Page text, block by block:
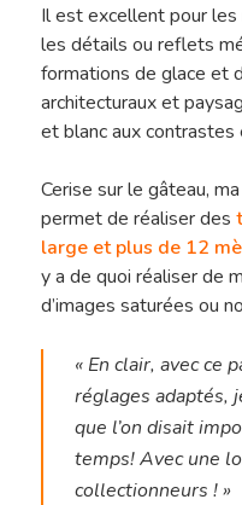
Il est excellent pour les
les détails ou reflets
formations de glace et
architecturaux et
et blanc aux contrastes
Cerise sur le gâteau,
permet de réaliser des
large et plus de 12
y a de quoi réaliser de
d’images saturées ou
« En clair, avec ce
réglages adaptés,
que l’on disait
temps! Avec une
collectionneurs ! »